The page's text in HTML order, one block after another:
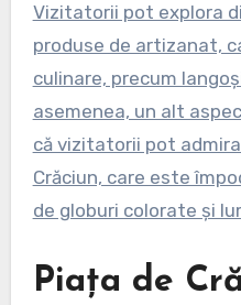
Vizitatorii pot explora
produse de artizanat,
culinare, precum
asemenea, un alt
că vizitatorii pot
Crăciun, care este
de globuri colorate și
Piața de